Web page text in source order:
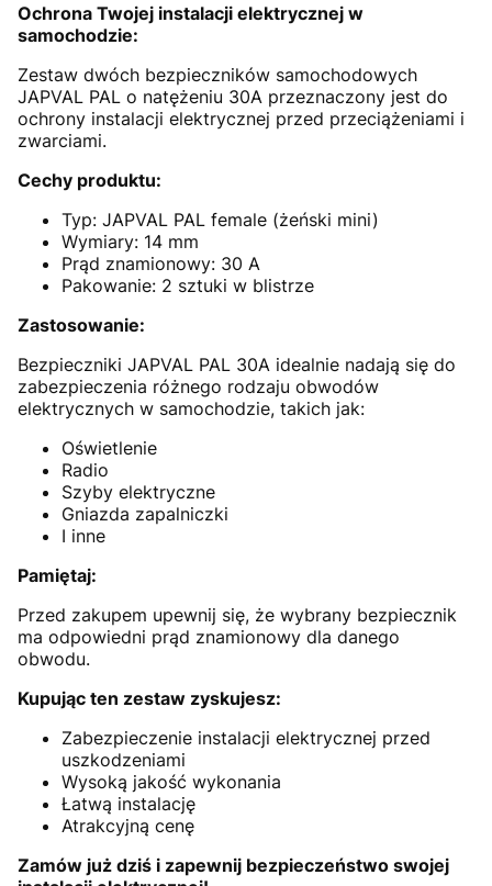
Ochrona Twojej instalacji elektrycznej w
samochodzie:
Zestaw dwóch bezpieczników samochodowych
JAPVAL PAL o natężeniu 30A przeznaczony jest do
ochrony instalacji elektrycznej przed przeciążeniami i
zwarciami.
Cechy produktu:
Typ: JAPVAL PAL female (żeński mini)
Wymiary: 14 mm
Prąd znamionowy: 30 A
Pakowanie: 2 sztuki w blistrze
Zastosowanie:
Bezpieczniki JAPVAL PAL 30A idealnie nadają się do
zabezpieczenia różnego rodzaju obwodów
elektrycznych w samochodzie, takich jak:
Oświetlenie
Radio
Szyby elektryczne
Gniazda zapalniczki
I inne
Pamiętaj:
Przed zakupem upewnij się, że wybrany bezpiecznik
ma odpowiedni prąd znamionowy dla danego
obwodu.
Kupując ten zestaw zyskujesz:
Zabezpieczenie instalacji elektrycznej przed
uszkodzeniami
Wysoką jakość wykonania
Łatwą instalację
Atrakcyjną cenę
Zamów już dziś i zapewnij bezpieczeństwo swojej